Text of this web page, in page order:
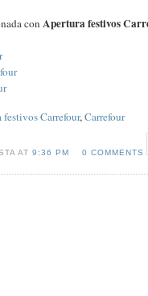
con Apertura festivos
Carrefour,Carrefour
AT9:36 PM 0 COMMENTS